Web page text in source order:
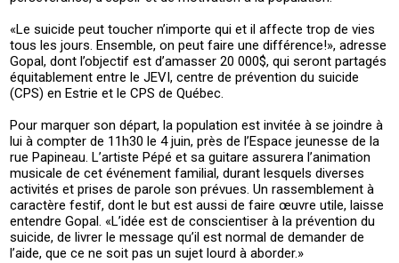
«Le suicide peut toucher n’importe qui et il affecte trop de vies
tous les jours. Ensemble, on peut faire une différence!», adresse
Gopal, dont l’objectif est d’amasser 20 000$, qui seront partagés
équitablement entre le JEVI, centre de prévention du suicide
(CPS) en Estrie et le CPS de Québec.
Pour marquer son départ, la population est invitée à se joindre à
lui à compter de 11h30 le 4 juin, près de l’Espace jeunesse de la
rue Papineau. L’artiste Pépé et sa guitare assurera l’animation
musicale de cet événement familial, durant lesquels diverses
activités et prises de parole son prévues. Un rassemblement à
caractère festif, dont le but est aussi de faire œuvre utile, laisse
entendre Gopal. «L’idée est de conscientiser à la prévention du
suicide, de livrer le message qu’il est normal de demander de
l’aide, que ce ne soit pas un sujet lourd à aborder.»